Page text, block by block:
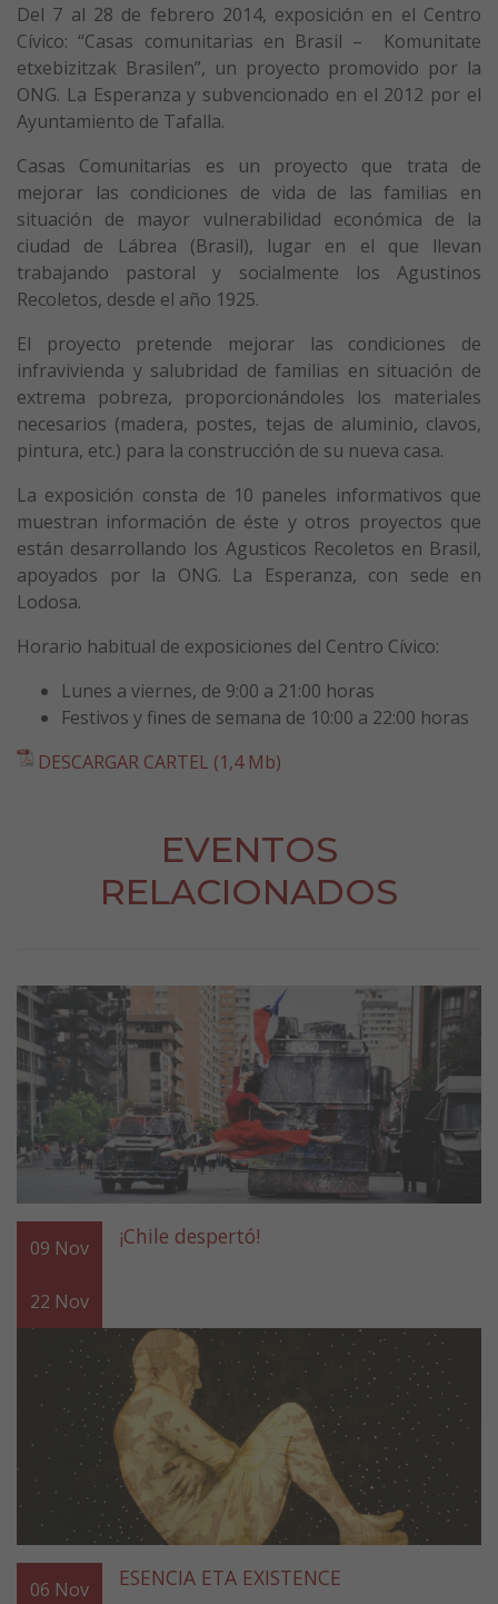
Del 7 al 28 de febrero 2014, exposición en el Centro
Cívico: “Casas comunitarias en Brasil – Komunitate
etxebizitzak Brasilen”, un proyecto promovido por la
ONG. La Esperanza y subvencionado en el 2012 por el
Ayuntamiento de Tafalla.
Casas Comunitarias es un proyecto que trata de
mejorar las condiciones de vida de las familias en
situación de mayor vulnerabilidad económica de la
ciudad de Lábrea (Brasil), lugar en el que llevan
trabajando pastoral y socialmente los Agustinos
Recoletos, desde el año 1925.
El proyecto pretende mejorar las condiciones de
infravivienda y salubridad de familias en situación de
extrema pobreza, proporcionándoles los materiales
necesarios (madera, postes, tejas de aluminio, clavos,
pintura, etc.) para la construcción de su nueva casa.
La exposición consta de 10 paneles informativos que
muestran información de éste y otros proyectos que
están desarrollando los Agusticos Recoletos en Brasil,
apoyados por la ONG. La Esperanza, con sede en
Lodosa.
Horario habitual de exposiciones del Centro Cívico:
Lunes a viernes, de 9:00 a 21:00 horas
Festivos y fines de semana de 10:00 a 22:00 horas
DESCARGAR CARTEL (1,4 Mb)
EVENTOS
RELACIONADOS
09 Nov
22 Nov
¡Chile despertó!
06 Nov ESENCIA ETA EXISTENCE